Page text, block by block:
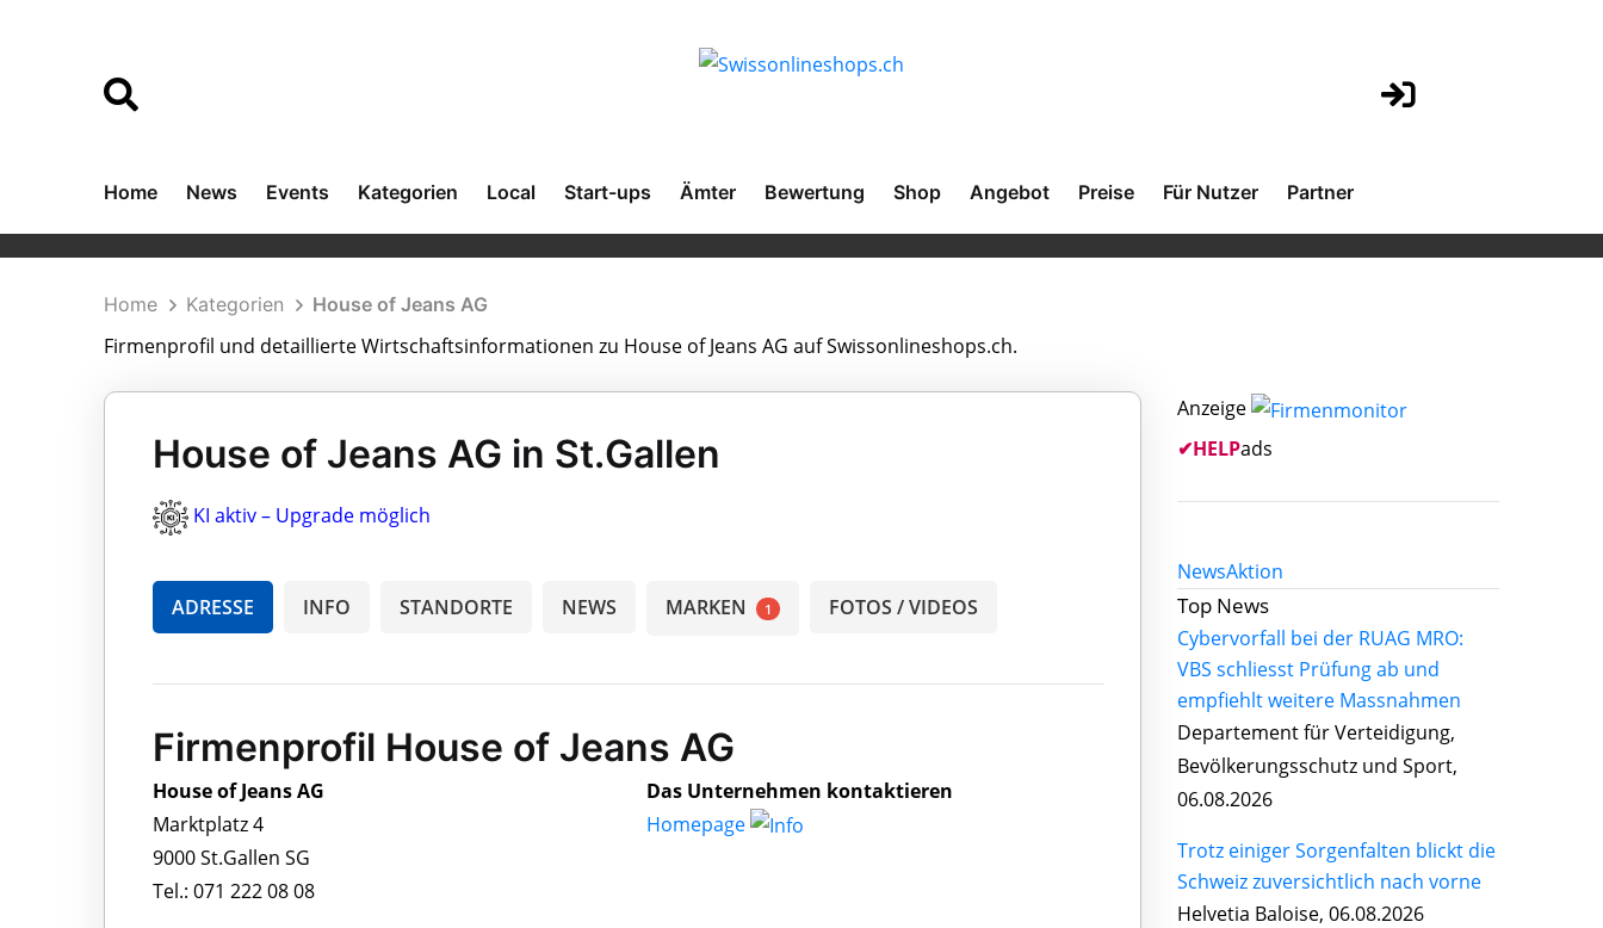
Home News Events Kategorien Local Start-ups Ämter Bewertung Shop Angebot Preise Für Nutzer Partner
Home Kategorien House of Jeans AG
Firmenprofil und detaillierte Wirtschaftsinformationen zu House of Jeans AG auf Swissonlineshops.ch.
House of Jeans AG in St.Gallen
KI aktiv – Upgrade möglich
ADRESSE INFO STANDORTE NEWS MARKEN 1 FOTOS / VIDEOS
Firmenprofil House of Jeans AG
House of Jeans AG
Marktplatz 4
9000 St.Gallen SG
Tel.: 071 222 08 08
Das Unternehmen kontaktieren
Homepage
Anzeige
✔HELPads
NewsAktion
Top News
Cybervorfall bei der RUAG MRO:
VBS schliesst Prüfung ab und
empfiehlt weitere Massnahmen
Departement für Verteidigung,
Bevölkerungsschutz und Sport,
06.08.2026
Trotz einiger Sorgenfalten blickt die
Schweiz zuversichtlich nach vorne
Helvetia Baloise, 06.08.2026